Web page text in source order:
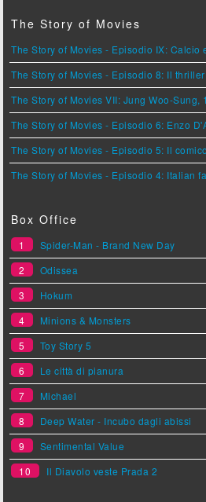
The Story of Movies
The Story of Movies - Episodio IX: Calcio
The Story of Movies - Episodio 8: Il
The Story of Movies VII: Jung Woo-
The Story of Movies - Episodio 6: Enzo
The Story of Movies - Episodio 5: Il
The Story of Movies - Episodio 4: Italian
Box Office
1
Spider-Man - Brand New Day
2
Odissea
3
Hokum
4
Minions & Monsters
5
Toy Story 5
6
Le città di pianura
7
Michael
8
Deep Water - Incubo dagli abissi
9
Sentimental Value
10
Il Diavolo veste Prada 2